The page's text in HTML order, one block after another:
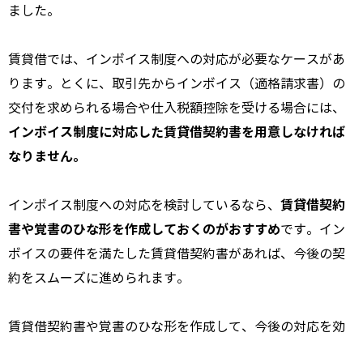
ました。
賃貸借では、インボイス制度への対応が必要なケースがあ
ります。とくに、取引先からインボイス（適格請求書）の
交付を求められる場合や仕入税額控除を受ける場合には、
インボイス制度に対応した賃貸借契約書を用意しなければ
なりません。
インボイス制度への対応を検討しているなら、 賃貸借契約
書や覚書のひな形を作成しておくのがおすすめです。イン
ボイスの要件を満たした賃貸借契約書があれば、今後の契
約をスムーズに進められます。
賃貸借契約書や覚書のひな形を作成して、今後の対応を効